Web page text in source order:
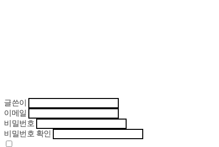
글쓴이
이메일
비밀번호
비밀번호 확인